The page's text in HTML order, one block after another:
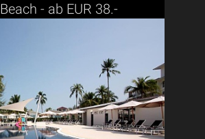
- ab EUR 38.-